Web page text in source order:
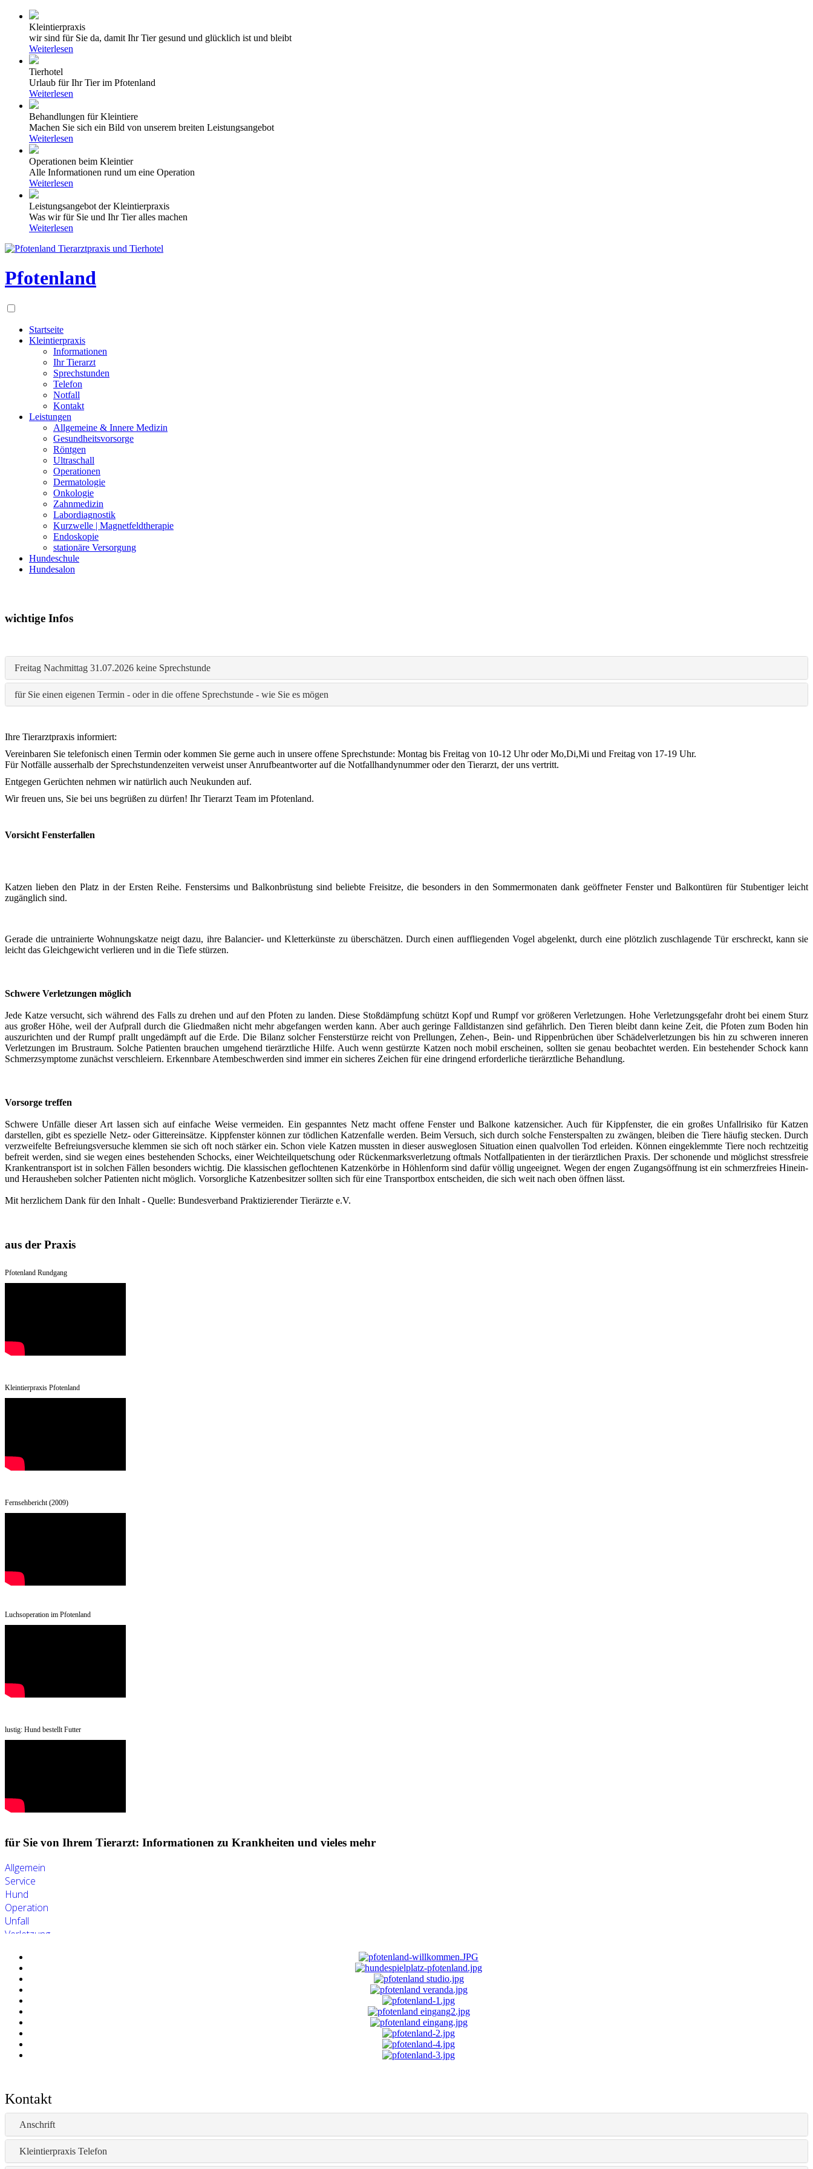
Kleintierpraxis
wir sind für Sie da, damit Ihr Tier gesund und glücklich ist und bleibt
Weiterlesen
Tierhotel
Urlaub für Ihr Tier im Pfotenland
Weiterlesen
Behandlungen für Kleintiere
Machen Sie sich ein Bild von unserem breiten Leistungsangebot
Weiterlesen
Operationen beim Kleintier
Alle Informationen rund um eine Operation
Weiterlesen
Leistungsangebot der Kleintierpraxis
Was wir für Sie und Ihr Tier alles machen
Weiterlesen
Pfotenland
Startseite
Kleintierpraxis
Informationen
Ihr Tierarzt
Sprechstunden
Telefon
Notfall
Kontakt
Leistungen
Allgemeine & Innere Medizin
Gesundheitsvorsorge
Röntgen
Ultraschall
Operationen
Dermatologie
Onkologie
Zahnmedizin
Labordiagnostik
Kurzwelle | Magnetfeldtherapie
Endoskopie
stationäre Versorgung
Hundeschule
Hundesalon
wichtige Infos
Freitag Nachmittag 31.07.2026 keine Sprechstunde
für Sie einen eigenen Termin - oder in die offene Sprechstunde - wie Sie es mögen
Ihre Tierarztpraxis informiert:
Vereinbaren Sie telefonisch einen Termin oder kommen Sie gerne auch in unsere offene Sprechstunde: Montag bis Freitag von 10-12 Uhr oder Mo,Di,Mi und Freitag von 17-19 Uhr.
Für Notfälle ausserhalb der Sprechstundenzeiten verweist unser Anrufbeantworter auf die Notfallhandynummer oder den Tierarzt, der uns vertritt.
Entgegen Gerüchten nehmen wir natürlich auch Neukunden auf.
Wir freuen uns, Sie bei uns begrüßen zu dürfen! Ihr Tierarzt Team im Pfotenland.
Vorsicht Fensterfallen
Katzen lieben den Platz in der Ersten Reihe. Fenstersims und Balkonbrüstung sind beliebte Freisitze, die besonders in den Sommermonaten dank geöffneter Fenster und Balkontüren für Stubentiger leicht
zugänglich sind.
Gerade die untrainierte Wohnungskatze neigt dazu, ihre Balancier- und Kletterkünste zu überschätzen. Durch einen auffliegenden Vogel abgelenkt, durch eine plötzlich zuschlagende Tür erschreckt, kann sie
leicht das Gleichgewicht verlieren und in die Tiefe stürzen.
Schwere Verletzungen möglich
Jede Katze versucht, sich während des Falls zu drehen und auf den Pfoten zu landen. Diese Stoßdämpfung schützt Kopf und Rumpf vor größeren Verletzungen. Hohe Verletzungsgefahr droht bei einem Sturz
aus großer Höhe, weil der Aufprall durch die Gliedmaßen nicht mehr abgefangen werden kann. Aber auch geringe Falldistanzen sind gefährlich. Den Tieren bleibt dann keine Zeit, die Pfoten zum Boden hin
auszurichten und der Rumpf prallt ungedämpft auf die Erde. Die Bilanz solcher Fensterstürze reicht von Prellungen, Zehen-, Bein- und Rippenbrüchen über Schädelverletzungen bis hin zu schweren inneren
Verletzungen im Brustraum. Solche Patienten brauchen umgehend tierärztliche Hilfe. Auch wenn gestürzte Katzen noch mobil erscheinen, sollten sie genau beobachtet werden. Ein bestehender Schock kann
Schmerzsymptome zunächst verschleiern. Erkennbare Atembeschwerden sind immer ein sicheres Zeichen für eine dringend erforderliche tierärztliche Behandlung.
Vorsorge treffen
Schwere Unfälle dieser Art lassen sich auf einfache Weise vermeiden. Ein gespanntes Netz macht offene Fenster und Balkone katzensicher. Auch für Kippfenster, die ein großes Unfallrisiko für Katzen
darstellen, gibt es spezielle Netz- oder Gittereinsätze. Kippfenster können zur tödlichen Katzenfalle werden. Beim Versuch, sich durch solche Fensterspalten zu zwängen, bleiben die Tiere häufig stecken. Durch
verzweifelte Befreiungsversuche klemmen sie sich oft noch stärker ein. Schon viele Katzen mussten in dieser ausweglosen Situation einen qualvollen Tod erleiden. Können eingeklemmte Tiere noch rechtzeitig
befreit werden, sind sie wegen eines bestehenden Schocks, einer Weichteilquetschung oder Rückenmarksverletzung oftmals Notfallpatienten in der tierärztlichen Praxis. Der schonende und möglichst stressfreie
Krankentransport ist in solchen Fällen besonders wichtig. Die klassischen geflochtenen Katzenkörbe in Höhlenform sind dafür völlig ungeeignet. Wegen der engen Zugangsöffnung ist ein schmerzfreies Hinein-
und Herausheben solcher Patienten nicht möglich. Vorsorgliche Katzenbesitzer sollten sich für eine Transportbox entscheiden, die sich weit nach oben öffnen lässt.
Mit herzlichem Dank für den Inhalt - Quelle: Bundesverband Praktizierender Tierärzte e.V.
aus der Praxis
Pfotenland Rundgang
Kleintierpraxis Pfotenland
Fernsehbericht (2009)
Luchsoperation im Pfotenland
lustig: Hund bestellt Futter
für Sie von Ihrem Tierarzt: Informationen zu Krankheiten und vieles mehr
Allgemein
Service
Hund
Operation
Unfall
Verletzung
Entzündung
Katze
Krankheit
Medikament
Notfall
Tierhalterinformation
rund ums Tier
Meerschweinchen
Kontakt
Anschrift
Kleintierpraxis Telefon